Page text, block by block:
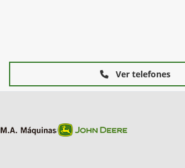
Ver telefones